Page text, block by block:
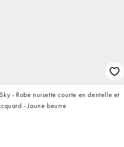
- Robe nuisette courte en dentelle et
- Jaune beurre